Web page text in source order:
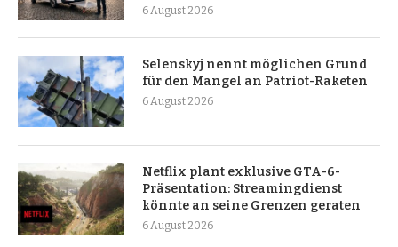
6 August 2026
Selenskyj nennt möglichen Grund
für den Mangel an Patriot-Raketen
6 August 2026
Netflix plant exklusive GTA-6-
Präsentation: Streamingdienst
könnte an seine Grenzen geraten
6 August 2026